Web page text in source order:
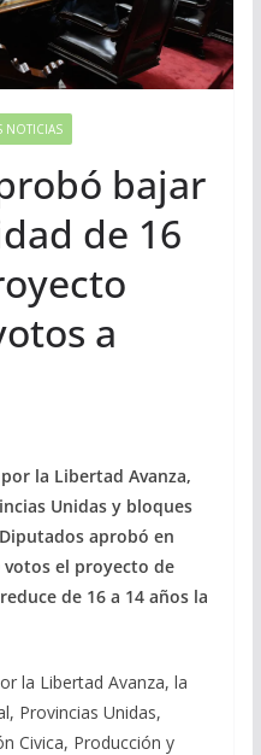
NOTICIAS
bajar
de 16
a
la Libertad Avanza,
Unidas y bloques
aprobó en
el proyecto de
de 16 a 14 años la
la Libertad Avanza, la
Provincias Unidas,
Civica, Producción y